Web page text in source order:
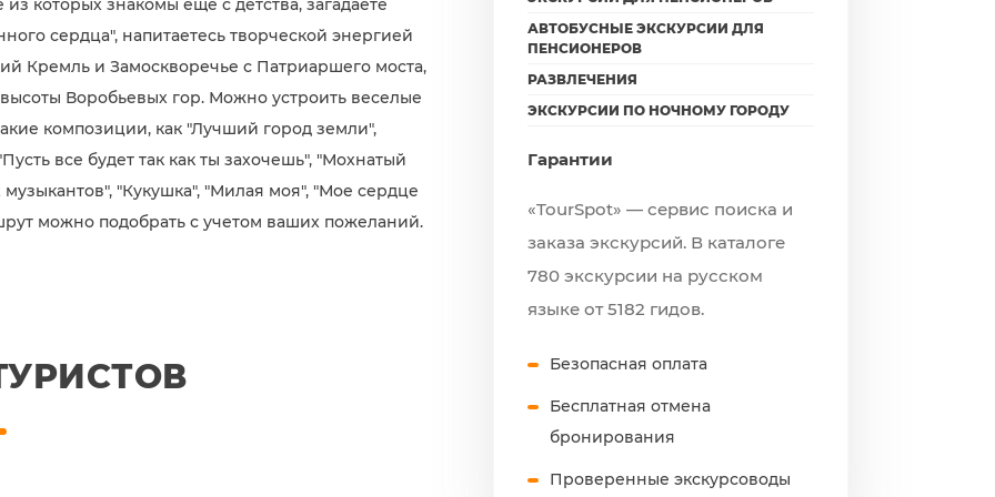
которых знакомы еще с детства, загадаете
сердца", напитаетесь творческой энергией
Кремль и Замоскворечье с Патриаршего моста,
Воробьевых гор. Можно устроить веселые
композиции, как "Лучший город земли",
все будет так как ты захочешь", "Мохнатый
"Кукушка", "Милая моя", "Мое сердце
можно подобрать с учетом ваших пожеланий.
АВТОБУСНЫЕ ЭКСКУРСИИ ДЛЯ
ПЕНСИОНЕРОВ
РАЗВЛЕЧЕНИЯ
ЭКСКУРСИИ ПО НОЧНОМУ ГОРОДУ
Гарантии
«TourSpot» — сервис поиска и
заказа экскурсий. В каталоге
780 экскурсии на русском
языке от 5182 гидов.
Безопасная оплата
Бесплатная отмена
бронирования
Проверенные экскурсоводы